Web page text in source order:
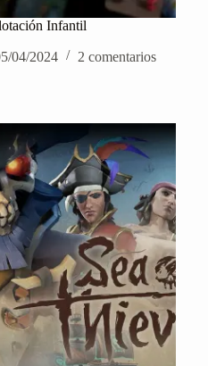
Infantil
04/2024 2 comentarios